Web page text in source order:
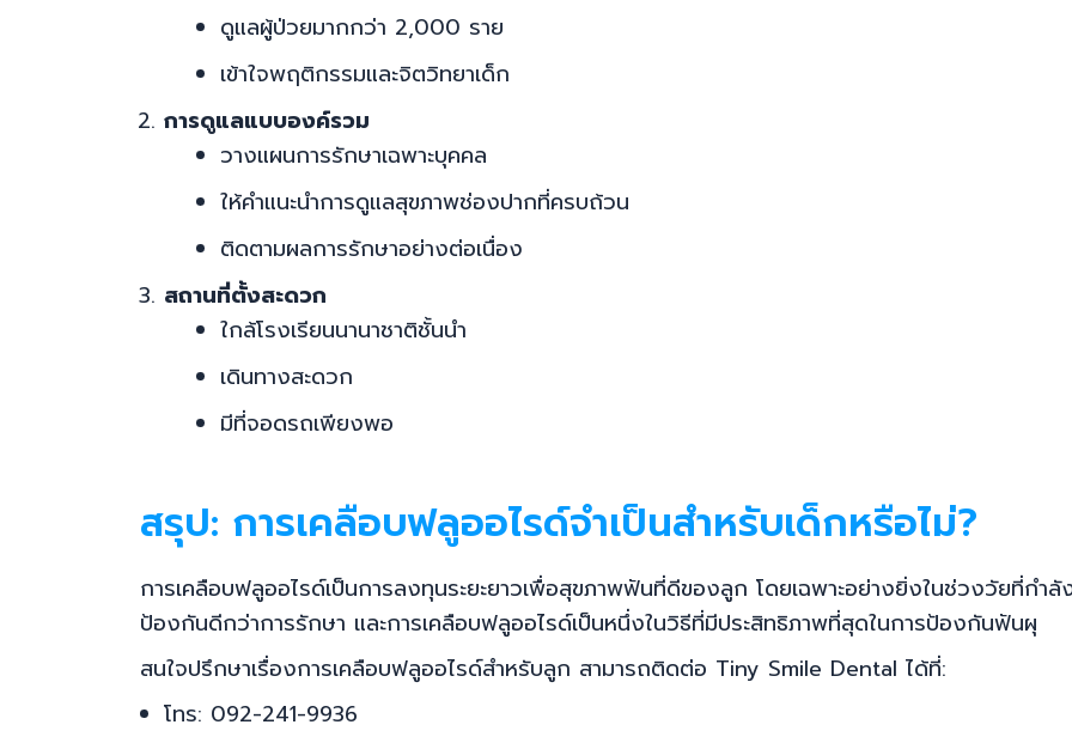
ดูแลผู้ป่วยมากกว่า 2,000 ราย
เข้าใจพฤติกรรมและจิตวิทยาเด็ก
การดูแลแบบองค์รวม
วางแผนการรักษาเฉพาะบุคคล
ให้คำแนะนำการดูแลสุขภาพช่องปากที่ครบถ้วน
ติดตามผลการรักษาอย่างต่อเนื่อง
สถานที่ตั้งสะดวก
ใกล้โรงเรียนนานาชาติชั้นนำ
เดินทางสะดวก
มีที่จอดรถเพียงพอ
สรุป: การเคลือบฟลูออไรด์จำเป็นสำหรับเด็กหรือไม่?
การเคลือบฟลูออไรด์เป็นการลงทุนระยะยาวเพื่อสุขภาพฟันที่ดีของลูก โดยเฉพาะอย่างยิ่งในช่วงวัยที่กำ
ป้องกันดีกว่าการรักษา และการเคลือบฟลูออไรด์เป็นหนึ่งในวิธีที่มีประสิทธิภาพที่สุดในการป้องกันฟันผุ
สนใจปรึกษาเรื่องการเคลือบฟลูออไรด์สำหรับลูก สามารถติดต่อ Tiny Smile Dental ได้ที่:
โทร: 092-241-9936